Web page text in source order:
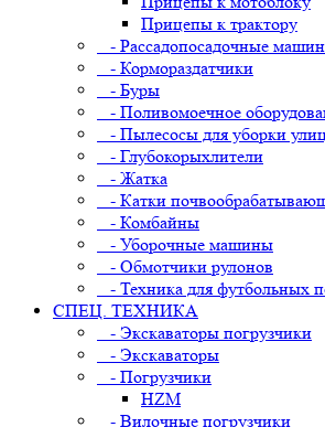
Прицепы к трактору
- Рассадопосадочные
- Кормораздатчики
- Буры
- Поливомоечное
- Пылесосы для уборки
- Глубокорыхлители
- Жатка
- Катки
- Комбайны
- Уборочные машины
- Обмотчики рулонов
- Техника для футбольных
СПЕЦ. ТЕХНИКА
- Экскаваторы погрузчики
- Экскаваторы
- Погрузчики
HZM
- Вилочные погрузчики